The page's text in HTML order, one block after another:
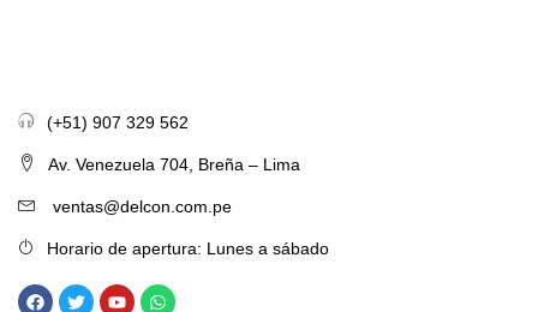
(+51) 907 329 562
Av. Venezuela 704, Breña – Lima
ventas@delcon.com.pe
Horario de apertura: Lunes a sábado